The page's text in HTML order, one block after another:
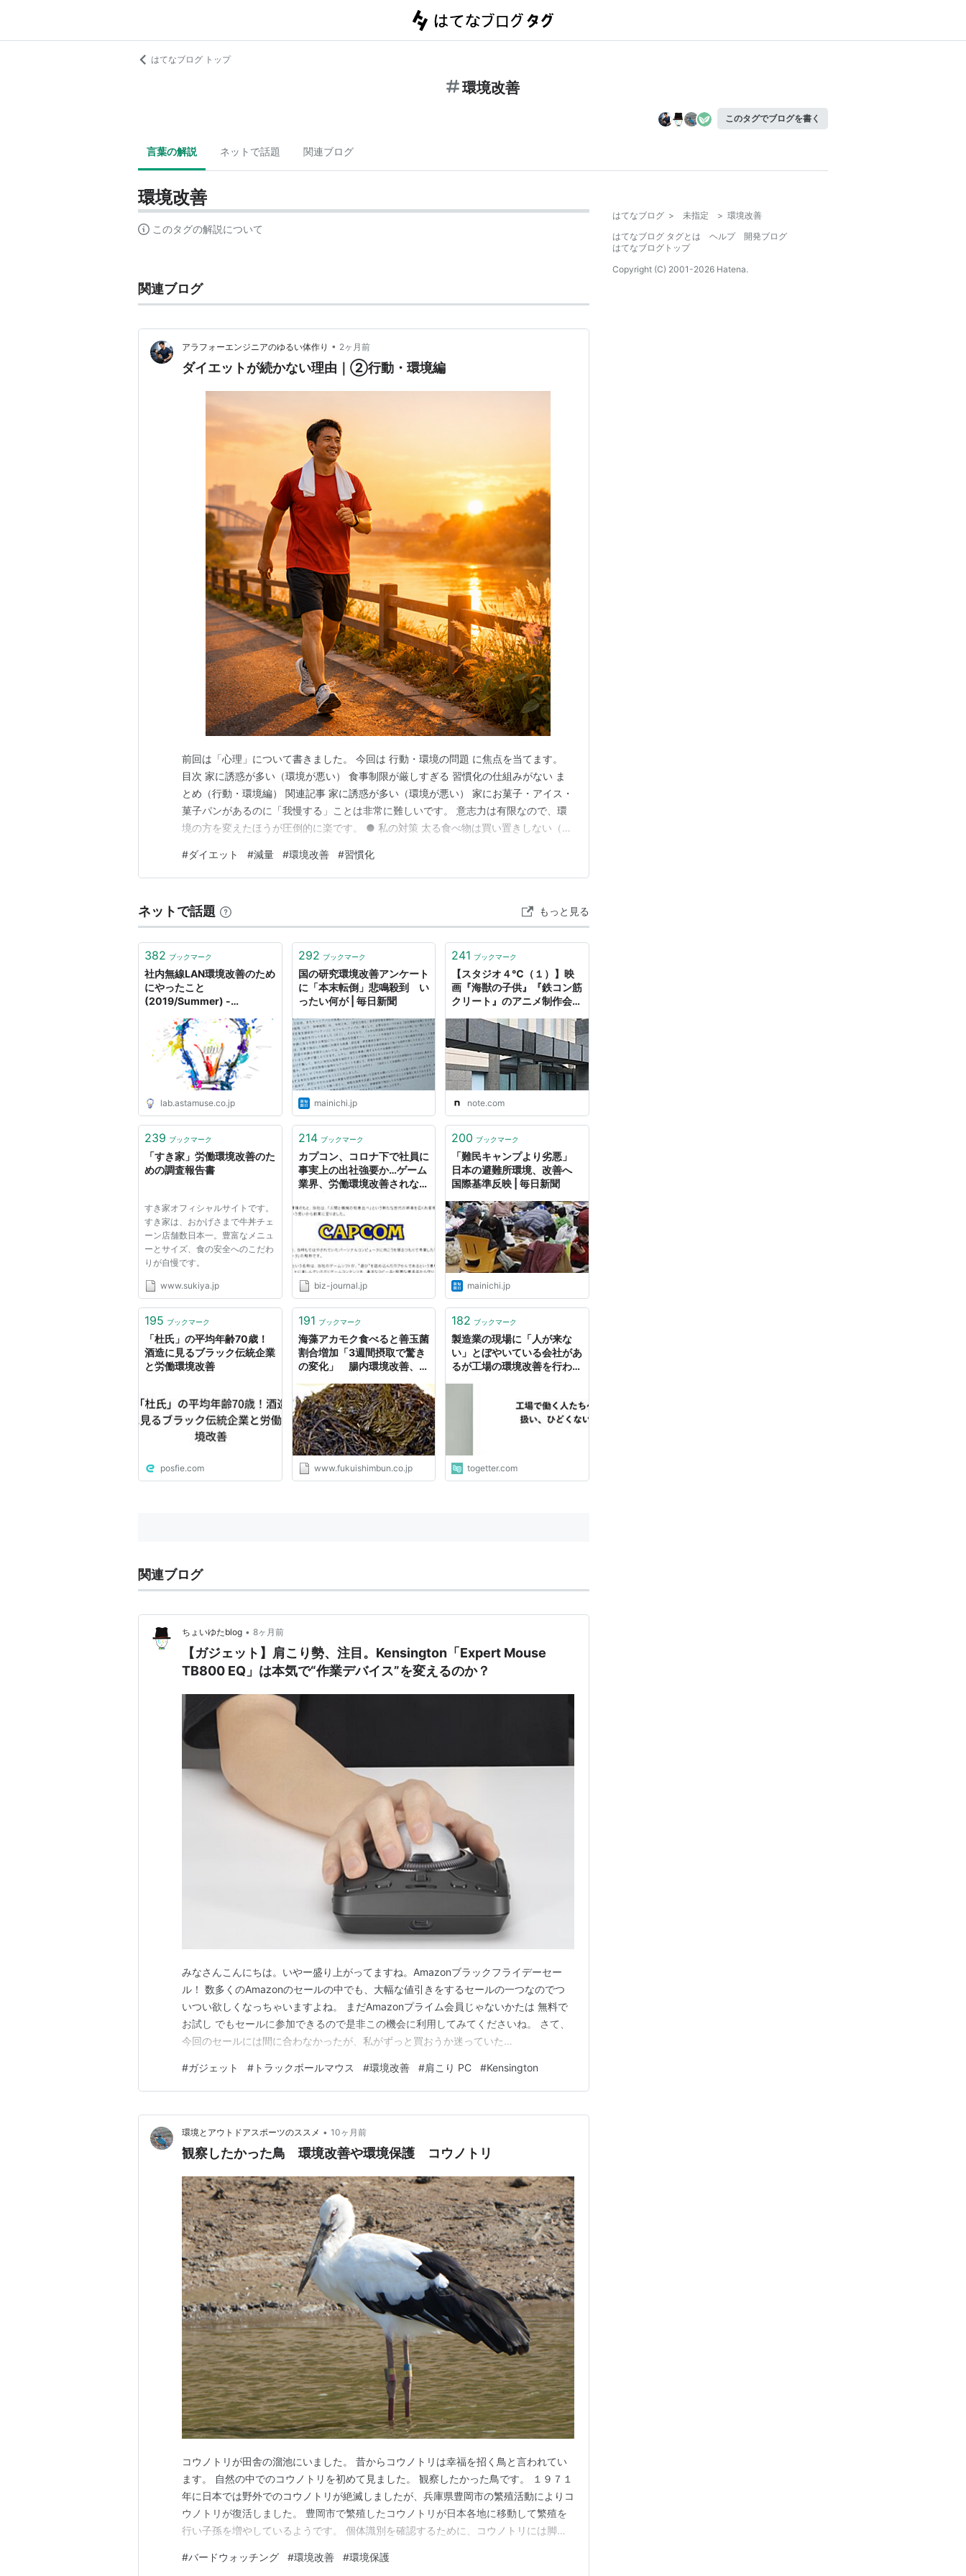
はてなブログ トップ
環境改善
このタグでブログを書く
言葉の解説 ネットで話題 関連ブログ
環境改善
このタグの解説について
関連ブログ
アラフォーエンジニアのゆるい体作り • 2ヶ月前
ダイエットが続かない理由｜②行動・環境編
前回は「心理」について書きました。 今回は 行動・環境の問題 に焦点を当てます。
目次 家に誘惑が多い（環境が悪い） 食事制限が厳しすぎる 習慣化の仕組みがない ま
とめ（行動・環境編） 関連記事 家に誘惑が多い（環境が悪い） 家にお菓子・アイス・
菓子パンがあるのに「我慢する」ことは非常に難しいです。 意志力は有限なので、環
境の方を変えたほうが圧倒的に楽です。 ● 私の対策 太る食べ物は買い置きしない（＝
に食べられる"減量食"を用意） ダイエット中でも食べられる比較的カロリーの低いお
菓子などを調べておく 環境を整えると…
#ダイエット #減量 #環境改善 #習慣化
ネットで話題 もっと見る
382 ブックマーク
社内無線LAN環境改善のため
にやったこと
(2019/Summer) -
lab.astamuse.co.jp
292 ブックマーク
国の研究環境改善アンケート
に「本末転倒」悲鳴殺到 い
ったい何が | 毎日新聞
mainichi.jp
241 ブックマーク
【スタジオ４℃（１）】映
画『海獣の子供』『鉄コン筋
クリート』のアニメ制作会社
未払い・労働環境改善を巡っ
て団体交渉｜総合サポートユ
ニオン
note.com
239 ブックマーク
「すき家」労働環境改善のた
めの調査報告書
すき家オフィシャルサイトです。
すき家は、おかげさまで牛丼チェ
ーン店舗数日本一。豊富なメニュ
ーとサイズ、食の安全へのこだわ
りが自慢です。
www.sukiya.jp
214 ブックマーク
カプコン、コロナ下で社員に
事実上の出社強要か…ゲーム
業界、労働環境改善されない
biz-journal.jp
200 ブックマーク
「難民キャンプより劣悪」
日本の避難所環境、改善へ
国際基準反映 | 毎日新聞
mainichi.jp
195 ブックマーク
「杜氏」の平均年齢70歳！
酒造に見るブラック伝統企業
と労働環境改善
posfie.com
191 ブックマーク
海藻アカモク食べると善玉菌
割合増加「3週間摂取で驚き
の変化」 腸内環境改善、便
井県立大特命教授が発表 | 医
療,社会 | 福井のニュース | 福
井新聞ONLINE
www.fukuishimbun.co.jp
182 ブックマーク
製造業の現場に「人が来な
い」とぼやいている会社があ
るが工場の環境改善を行わず
togetter.com
関連ブログ
ちょいゆたblog • 8ヶ月前
【ガジェット】肩こり勢、注目。Kensington「Expert Mouse
TB800 EQ」は本気で“作業デバイス”を変えるのか？
みなさんこんにちは。いやー盛り上がってますね。Amazonブラックフライデーセー
ル！ 数多くのAmazonのセールの中でも、大幅な値引きをするセールの一つなのでつ
いつい欲しくなっちゃいますよね。 まだAmazonプライム会員じゃないかたは 無料で
お試し でもセールに参加できるので是非この機会に利用してみてくださいね。 さて、
今回のセールには間に合わなかったが、私がずっと買おうか迷っていた
TB800 EQ Multi-Connection Trackball」は、2016年発売の「Expert Mou…
#ガジェット # トラックボールマウス #環境改善 #肩こり PC #Kensington
環境とアウトドアスポーツのススメ • 10ヶ月前
観察したかった鳥 環境改善や環境保護 コウノトリ
コウノトリが田舎の溜池にいました。 昔からコウノトリは幸福を招く鳥と言われてい
ます。 自然の中でのコウノトリを初めて見ました。 観察したかった鳥です。 １９７１
年に日本では野外でのコウノトリが絶滅しましたが、兵庫県豊岡市の繁殖活動によりコ
ウノトリが復活しました。 豊岡市で繁殖したコウノトリが日本各地に移動して繁殖を
行い子孫を増やしているようです。 個体識別を確認するために、コウノトリには脚冠
撮影しました。 写真はトリミングを行い拡大しています。 コウノトリやクロツラヘラ
#バードウォッチング #環境改善 #環境保護
はてなブログ > 未指定 > 環境改善
はてなブログ タグとは
ヘルプ
開発ブログ
はてなブログトップ
Copyright (C) 2001-2026 Hatena.